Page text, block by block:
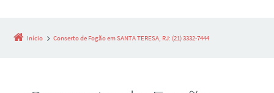
Início Conserto de Fogão em SANTA TERESA, RJ: (21) 3332-7444